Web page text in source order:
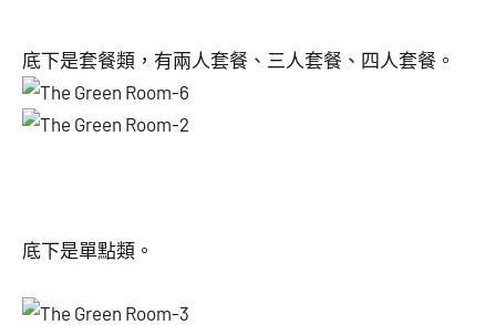
底下是套餐類，有兩人套餐、三人套餐、四人套餐。
底下是單點類。